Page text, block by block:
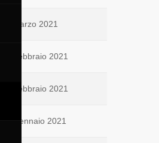
22 Marzo 2021
25 Febbraio 2021
08 Febbraio 2021
29 Gennaio 2021